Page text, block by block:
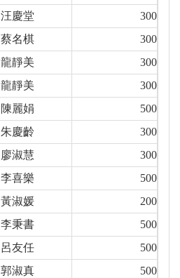
汪慶堂
300
蔡名棋
300
龍靜美
300
龍靜美
300
陳麗娟
500
朱慶齡
300
廖淑慧
300
李喜樂
500
黃淑媛
200
李秉書
500
呂友任
500
郭淑真
500